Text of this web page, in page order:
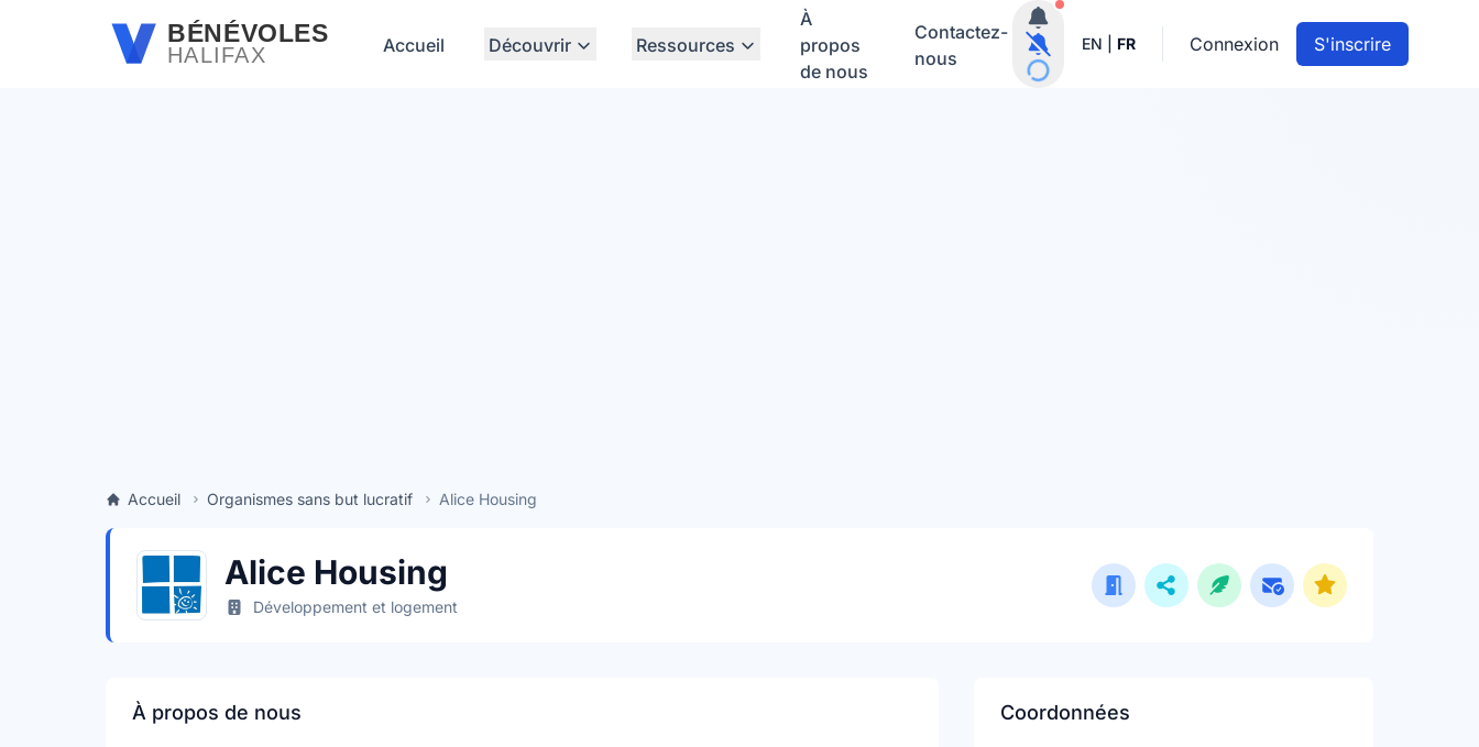
Passer au contenu principalBÉNÉVOLES
HALIFAX Accueil Découvrir Ressources
À
propos
de nous
Contactez-
nous
Notifications actives
EN FR Connexion S'inscrire
Accueil Organismes sans but lucratif Alice Housing
Alice Housing
Développement et logement
À propos de nous Coordonnées